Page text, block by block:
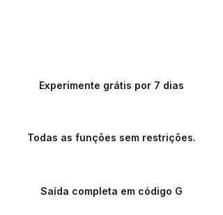
Experimente grátis por 7 dias
Todas as funções sem restrições.
Saída completa em código G